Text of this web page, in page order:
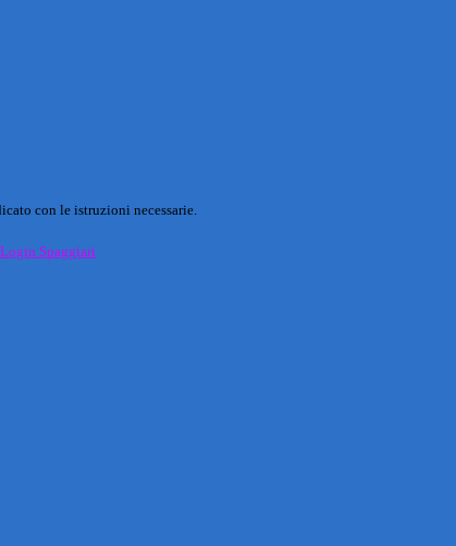
con le istruzioni necessarie.
Login Spaggiari